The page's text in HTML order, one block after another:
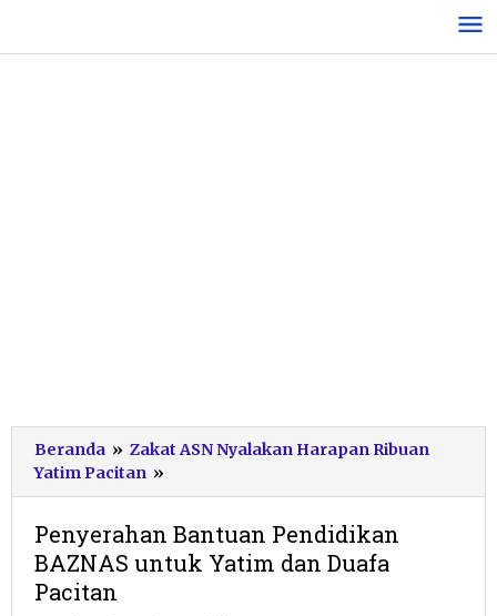
konten
Beranda » Zakat ASN Nyalakan Harapan Ribuan
Yatim Pacitan »
Bantuan
BAZNAS
untuk
Penyerahan Bantuan Pendidikan
BAZNAS untuk Yatim dan Duafa
Pacitan